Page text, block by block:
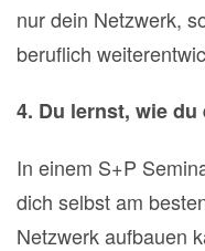
nur dein Netzwerk,
beruflich
4. Du lernst, wie
In einem S+P
dich selbst am
Netzwerk aufbauen